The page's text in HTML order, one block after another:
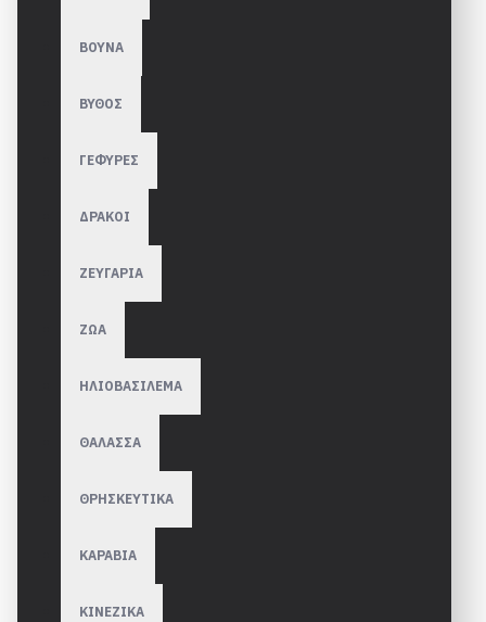
ΒΟΥΝΑ
ΒΥΘΟΣ
ΓΕΦΥΡΕΣ
ΔΡΑΚΟΙ
ΖΕΥΓΑΡΙΑ
ΖΩΑ
ΗΛΙΟΒΑΣΙΛΕΜΑ
ΘΑΛΑΣΣΑ
ΘΡΗΣΚΕΥΤΙΚΑ
ΚΑΡΑΒΙΑ
ΚΙΝΕΖΙΚΑ